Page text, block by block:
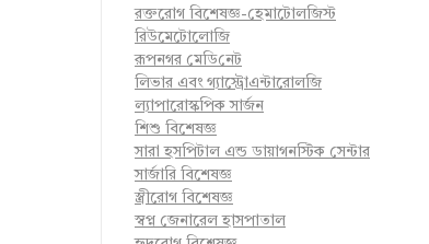
রক্তরোগ বিশেষজ্ঞ-হেমাটোলজিস্ট
রিউমেটোলোজি
রূপনগর মে‌ডি‌নেট
লিভার এবং গ্যাস্ট্রোএন্টারোলজি
ল্যাপারোস্কপিক সার্জন
শিশু বিশেষজ্ঞ
সারা হসপিটাল এন্ড ডায়াগনস্টিক সেন্টার
সার্জারি বিশেষজ্ঞ
স্ত্রীরোগ বিশেষজ্ঞ
স্বপ্ন জেনারেল হাসপাতাল